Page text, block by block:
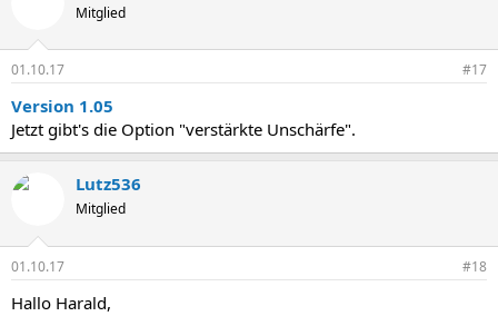
Mitglied
01.10.17 #17
Version 1.05
Jetzt gibt's die Option "verstärkte Unschärfe".
Lutz536
Mitglied
01.10.17 #18
Hallo Harald,